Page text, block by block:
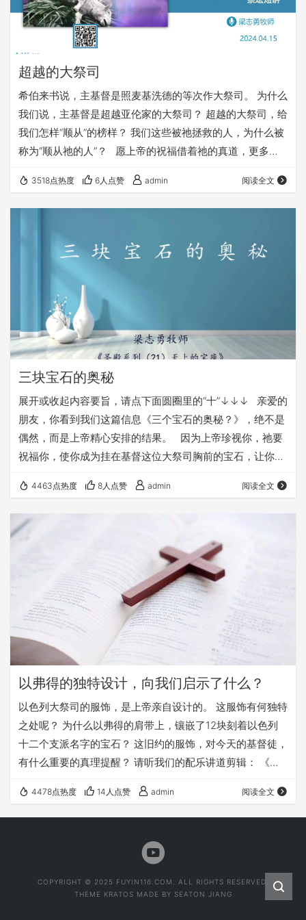
超越的大祭司
希伯来书说，主基督是照麦基洗德的等次作大祭司。 为什么
我们说，主基督是超越亚伦家的大祭司？ 超越的大祭司，给
我们怎样“顺从”的榜样？ 我们这些被祂拯救的人，为什么被
称为“顺从祂的人”？ 愿上帝的祝福借着祂的真道，更多地
司》 https://fuyin116.com/70tn ⚠️⚠️⚠️ 注意 ⚠️⚠️⚠️ 因为
微信会有较严苛无理的屏蔽做法，所以我们网站的文章，经
家不用慌，只要在微…
3518点热度 6人点赞 admin 阅读全文
三块宝石的奥秘
展开或收起内容要旨，请点下面圆圈里的“十”↓↓↓ 亲爱的
朋友，你看到我们这篇信息《三个宝石的奥秘？》，绝不是
偶然，而是上帝精心安排的结果。 因为上帝珍视你，祂要
祝福你，使你成为挂在基督这位大祭司胸前的宝石，让你离
爱你的心，就不再拒绝祂永恒的爱 请按照下面的祷告文，做
一个最重要的“接受基督的祝福”的祷告，让你永远活在祂的
爱中： 你若已经是基督徒，请你做两件事： 《圣殿系列
（21）天上的宝座》 《2023圣诞福音布道会…
4463点热度 8人点赞 admin 阅读全文
以弗得的独特设计，向我们启示了什么？
以色列大祭司的服饰，是上帝亲自设计的。 这服饰有何独特
之处呢？ 为什么以弗得的肩带上，镶嵌了12块刻着以色列
十二个支派名字的宝石？ 这旧约的服饰，对今天的基督徒，
有什么重要的真理提醒？ 请听我们的配乐讲道剪辑： 《以
的 是基督最独特、 最荣耀的救赎之爱。 --------- 以弗得肩
带的宝石上 刻着以色列 十二支派的名字 这预表着基督 总
4478点热度 14人点赞 admin 阅读全文
COPYRIGHT © 2025 FUYIN116.COM. ALL RIGHTS RESERVED.
THEME KRATOS MADE BY SEATON JIANG